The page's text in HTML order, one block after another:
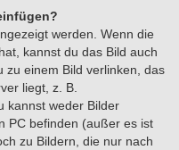
werden. Wenn die
kannst du das Bild auch
zu einem Bild verlinken, das
liegt, z. B.
kannst weder Bilder
PC befinden (außer es ist
zu Bildern, die nur nach